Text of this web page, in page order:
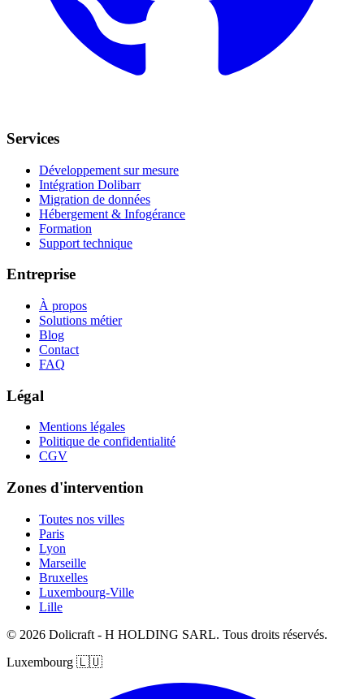
Services
Développement sur mesure
Intégration Dolibarr
Migration de données
Hébergement & Infogérance
Formation
Support technique
Entreprise
À propos
Solutions métier
Blog
Contact
FAQ
Légal
Mentions légales
Politique de confidentialité
CGV
Zones d'intervention
Toutes nos villes
Paris
Lyon
Marseille
Bruxelles
Luxembourg-Ville
Lille
© 2026 Dolicraft - H HOLDING SARL. Tous droits réservés.
Luxembourg 🇱🇺